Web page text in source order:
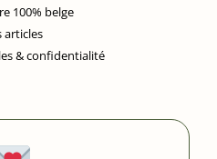
100% belge
articles
& confidentialité